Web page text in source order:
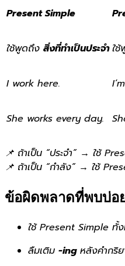
Present Simple
ใช้พูดถึง สิ่งที่ทำเป็นประจำใ
I work here.
She works every day.
📌 ถ้าเป็น “ประจำ” → ใช้
📌 ถ้าเป็น “กำลัง” → ใช้
ข้อผิดพลาดที่พบบ่อ
ใช้ Present Simple ทั้
ลืมเติม -ing หลังคำกริย